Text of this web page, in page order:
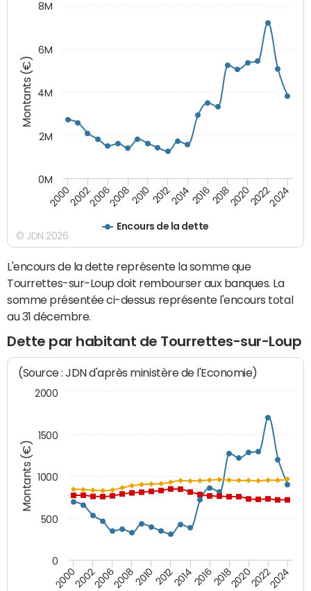
Montants (€)
Encours de la dette
20002002200620082010 2012201420162018202020222024
0M
2M
4M
6M
8M
© JDN 2026
L'encours de la dette représente la somme que
Tourrettes-sur-Loup doit rembourser aux banques. La
somme présentée ci-dessus représente l'encours total
au 31 décembre.
Dette par habitant de Tourrettes-sur-Loup
Montants (€)
(Source : JDN d'après ministère de l'Economie)
200020022006200820102012201420162018202020222024
0
500
1000
1500
2000